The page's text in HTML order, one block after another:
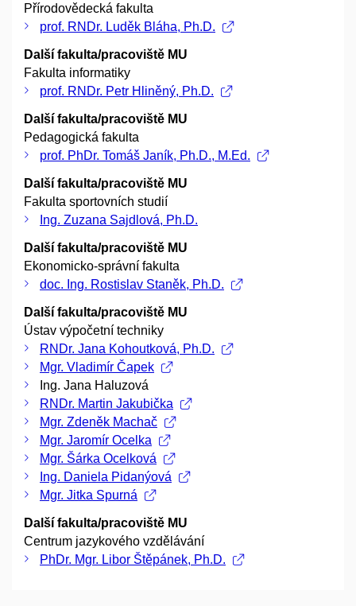
Přírodovědecká fakulta
prof. RNDr. Luděk Bláha, Ph.D.
Další fakulta/pracoviště MU
Fakulta informatiky
prof. RNDr. Petr Hliněný, Ph.D.
Další fakulta/pracoviště MU
Pedagogická fakulta
prof. PhDr. Tomáš Janík, Ph.D., M.Ed.
Další fakulta/pracoviště MU
Fakulta sportovních studií
Ing. Zuzana Sajdlová, Ph.D.
Další fakulta/pracoviště MU
Ekonomicko-správní fakulta
doc. Ing. Rostislav Staněk, Ph.D.
Další fakulta/pracoviště MU
Ústav výpočetní techniky
RNDr. Jana Kohoutková, Ph.D.
Mgr. Vladimír Čapek
Ing. Jana Haluzová
RNDr. Martin Jakubička
Mgr. Zdeněk Machač
Mgr. Jaromír Ocelka
Mgr. Šárka Ocelková
Ing. Daniela Pidanýová
Mgr. Jitka Spurná
Další fakulta/pracoviště MU
Centrum jazykového vzdělávání
PhDr. Mgr. Libor Štěpánek, Ph.D.